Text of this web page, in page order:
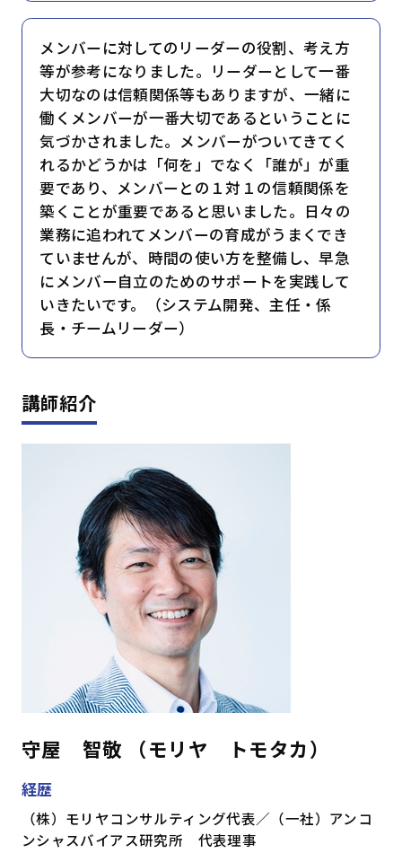
メンバーに対してのリーダーの役割、考え方
等が参考になりました。リーダーとして一番
大切なのは信頼関係等もありますが、一緒に
働くメンバーが一番大切であるということに
気づかされました。メンバーがついてきてく
れるかどうかは「何を」でなく「誰が」が重
要であり、メンバーとの１対１の信頼関係を
築くことが重要であると思いました。日々の
業務に追われてメンバーの育成がうまくでき
ていませんが、時間の使い方を整備し、早急
にメンバー自立のためのサポートを実践して
いきたいです。（システム開発、主任・係
長・チームリーダー）
講師紹介
守屋 智敬 （モリヤ トモタカ）
経歴
（株）モリヤコンサルティング代表／（一社）アンコ
ンシャスバイアス研究所 代表理事